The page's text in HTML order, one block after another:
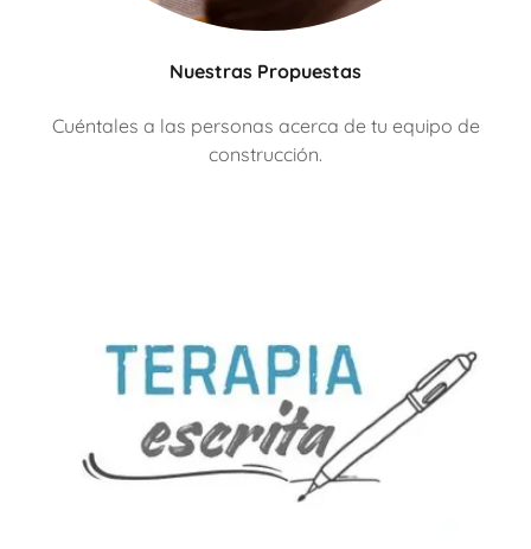
Nuestras Propuestas
Cuéntales a las personas acerca de tu equipo de
construcción.